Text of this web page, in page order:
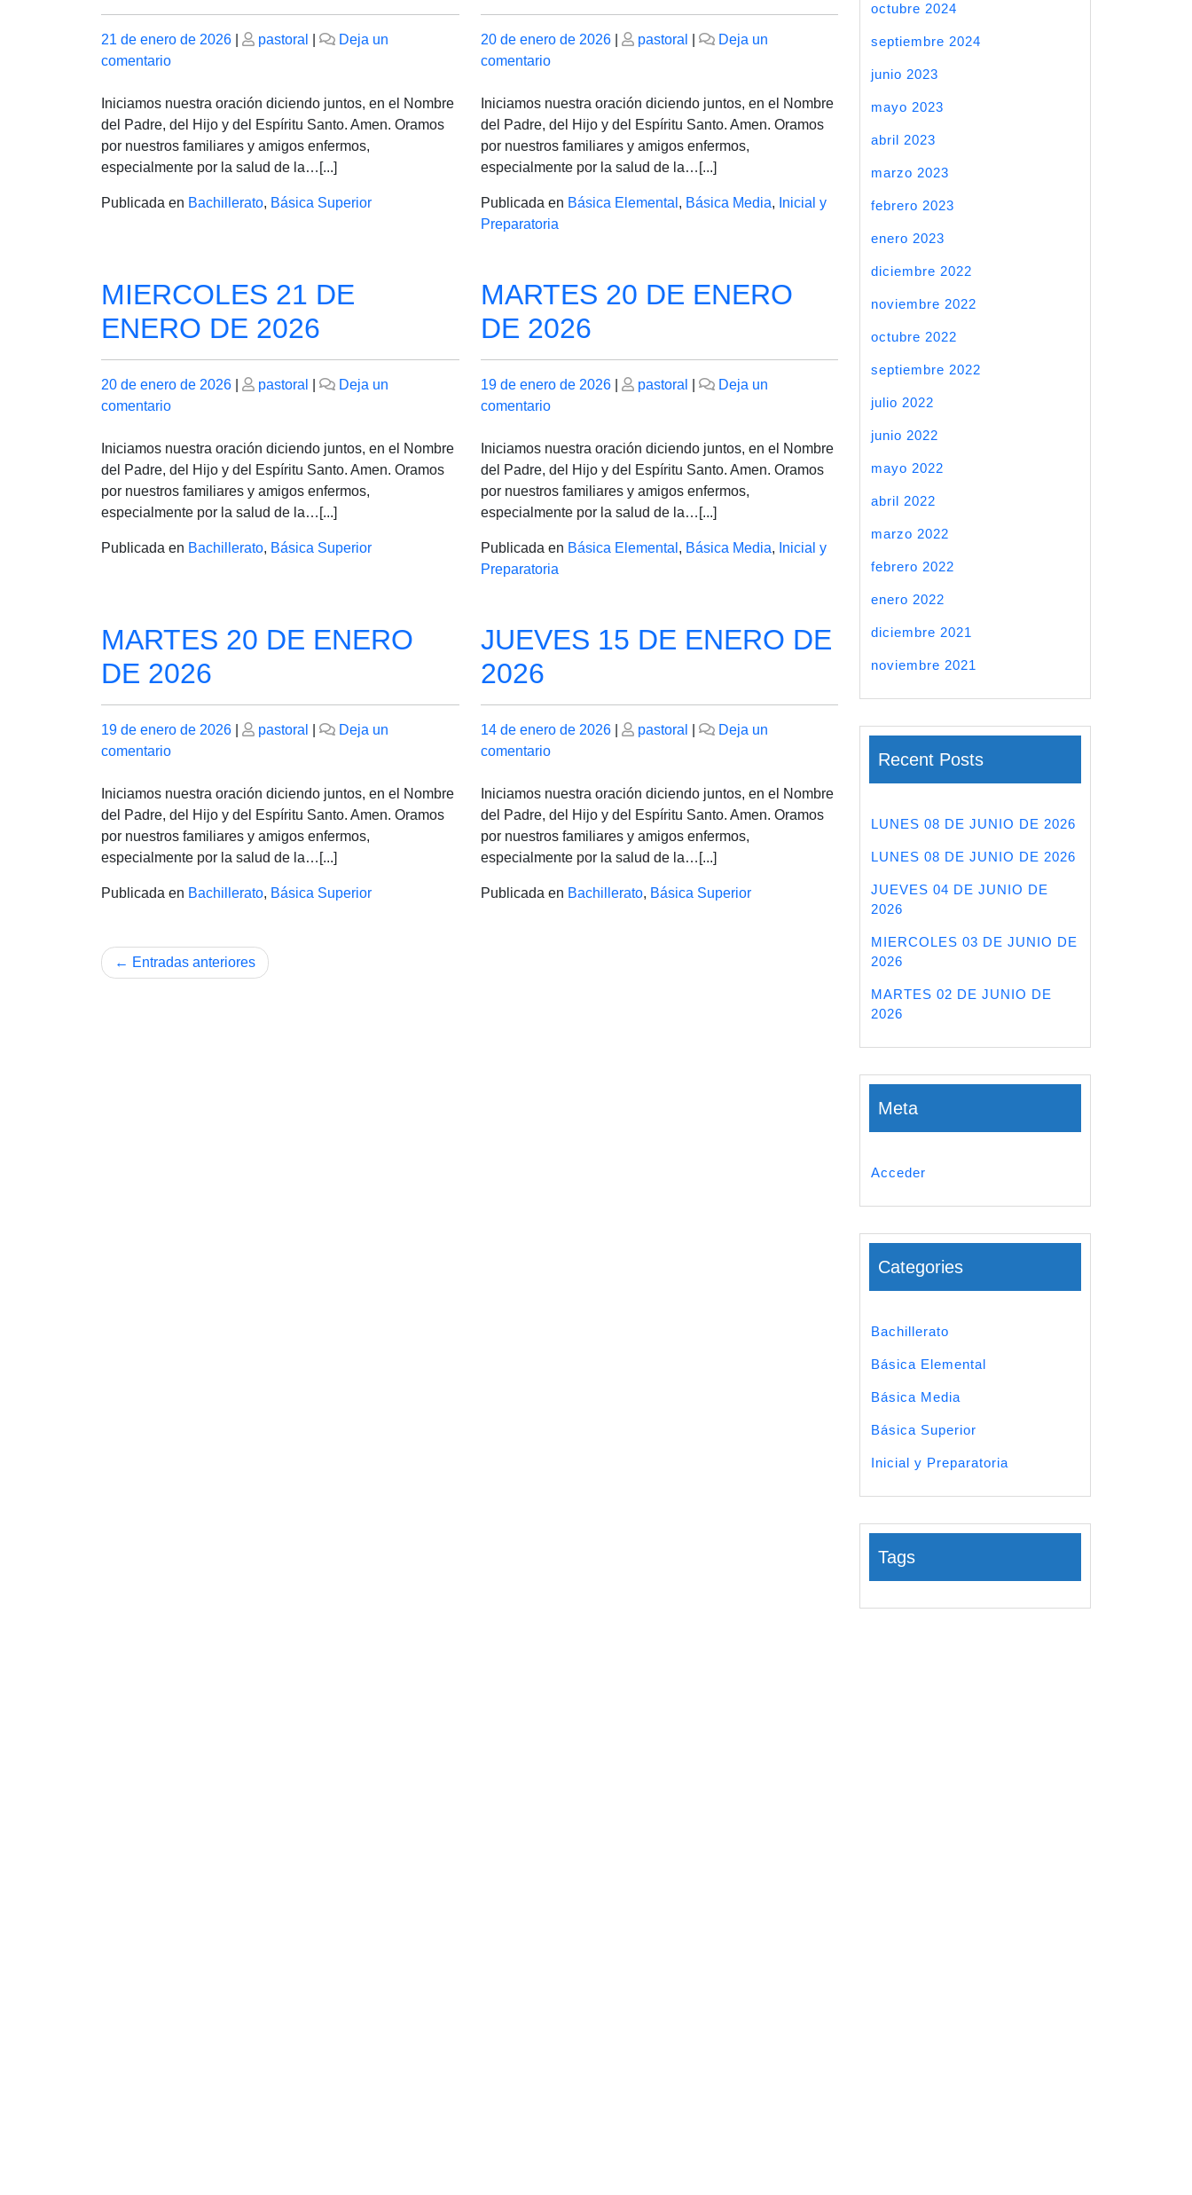
Publicado
el
21 de enero de 2026
Publicado
pastoral
Deja un
comentarioen
22
DE
ENERO
DE
Iniciamos nuestra oración diciendo juntos, en el Nombre
del Padre, del Hijo y del Espíritu Santo. Amen. Oramos
por nuestros familiares y amigos enfermos,
especialmente por la salud de la…[...]
Publicada en Bachillerato, Básica Superior
Publicado
el
20 de enero de 2026| Publicado
pastoral
Deja un
comentarioen
21
DE
ENERO
DE
Iniciamos nuestra oración diciendo juntos, en el Nombre
del Padre, del Hijo y del Espíritu Santo. Amen. Oramos
por nuestros familiares y amigos enfermos,
especialmente por la salud de la…[...]
Publicada en Básica Elemental , Básica Media, Inicial y
Preparatoria
MIERCOLES 21 DE
ENERO DE 2026
Publicado
el
20 de enero de 2026
Publicado
pastoral
Deja un
comentarioen
21
DE
ENERO
DE
Iniciamos nuestra oración diciendo juntos, en el Nombre
del Padre, del Hijo y del Espíritu Santo. Amen. Oramos
por nuestros familiares y amigos enfermos,
especialmente por la salud de la…[...]
Publicada en Bachillerato, Básica Superior
MARTES 20 DE ENERO
DE 2026
Publicado
el
19 de enero de 2026| Publicado
pastoral
Deja un
comentarioen
20
DE
ENERO
DE
Iniciamos nuestra oración diciendo juntos, en el Nombre
del Padre, del Hijo y del Espíritu Santo. Amen. Oramos
por nuestros familiares y amigos enfermos,
especialmente por la salud de la…[...]
Publicada en Básica Elemental , Básica Media, Inicial y
Preparatoria
MARTES 20 DE ENERO
DE 2026
Publicado
el
19 de enero de 2026
Publicado
pastoral
Deja un
comentarioen
20
DE
ENERO
DE
Iniciamos nuestra oración diciendo juntos, en el Nombre
del Padre, del Hijo y del Espíritu Santo. Amen. Oramos
por nuestros familiares y amigos enfermos,
especialmente por la salud de la…[...]
Publicada en Bachillerato, Básica Superior
JUEVES 15 DE ENERO DE
2026
Publicado
el
14 de enero de 2026| Publicado
pastoral
Deja un
comentarioen
15
DE
ENERO
DE
Iniciamos nuestra oración diciendo juntos, en el Nombre
del Padre, del Hijo y del Espíritu Santo. Amen. Oramos
por nuestros familiares y amigos enfermos,
especialmente por la salud de la…[...]
Publicada en Bachillerato, Básica Superior
Navegación
Entradas anteriores
octubre 2024
septiembre 2024
junio 2023
mayo 2023
abril 2023
marzo 2023
febrero 2023
enero 2023
diciembre 2022
noviembre 2022
octubre 2022
septiembre 2022
julio 2022
junio 2022
mayo 2022
abril 2022
marzo 2022
febrero 2022
enero 2022
diciembre 2021
noviembre 2021
Recent Posts
LUNES 08 DE JUNIO DE 2026
LUNES 08 DE JUNIO DE 2026
JUEVES 04 DE JUNIO DE
2026
MIERCOLES 03 DE JUNIO DE
2026
MARTES 02 DE JUNIO DE
2026
Meta
Acceder
Categories
Bachillerato
Básica Elemental
Básica Media
Básica Superior
Inicial y Preparatoria
Tags